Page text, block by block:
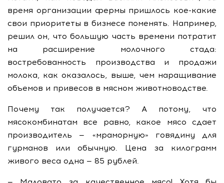
время организации фермы пришлось кое-какие
свои приоритеты в бизнесе поменять. Например,
решил он, что большую часть времени потратит
на расширение молочного стада:
востребованность производства и продажи
молока, как оказалось, выше, чем наращивание
объемов и привесов в мясном животноводстве.
Почему так получается? А потому, что
мясокомбинатам все равно, какое мясо сдает
производитель — «мраморную» говядину для
гурманов или обычную. Цена за килограмм
живого веса одна — 85 рублей.